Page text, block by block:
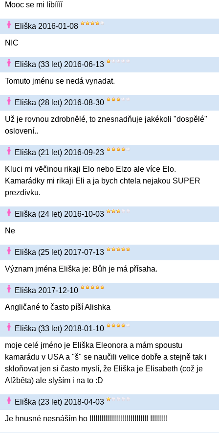
Mooc se mi líbíííí
Eliška 2016-01-08
NIC
Eliška (33 let) 2016-06-13
Tomuto jménu se nedá vynadat.
Eliška (28 let) 2016-08-30
Už je rovnou zdrobnělé, to znesnadňuje jakékoli "dospělé"
oslovení..
Eliška (21 let) 2016-09-23
Kluci mi vĕčinou rikaji Elo nebo Elzo ale více Elo.
Kamarádky mi rikaji Eli a ja bych chtela nejakou SUPER
prezdivku.
Eliška (24 let) 2016-10-03
Ne
Eliška (25 let) 2017-07-13
Význam jména Eliška je: Bůh je má přísaha.
Eliška 2017-12-10
Angličané to často píší Alishka
Eliška (33 let) 2018-01-10
moje celé jméno je Eliška Eleonora a mám spoustu
kamarádu v USA a "š" se naučili velice dobře a stejně tak i
skloňovat jen si často myslí, že Eliška je Elisabeth (což je
Alžběta) ale slyším i na to :D
Eliška (23 let) 2018-04-03
Je hnusné nesnáším ho !!!!!!!!!!!!!!!!!!!!!!!!!!!!!! !!!!!!!!!